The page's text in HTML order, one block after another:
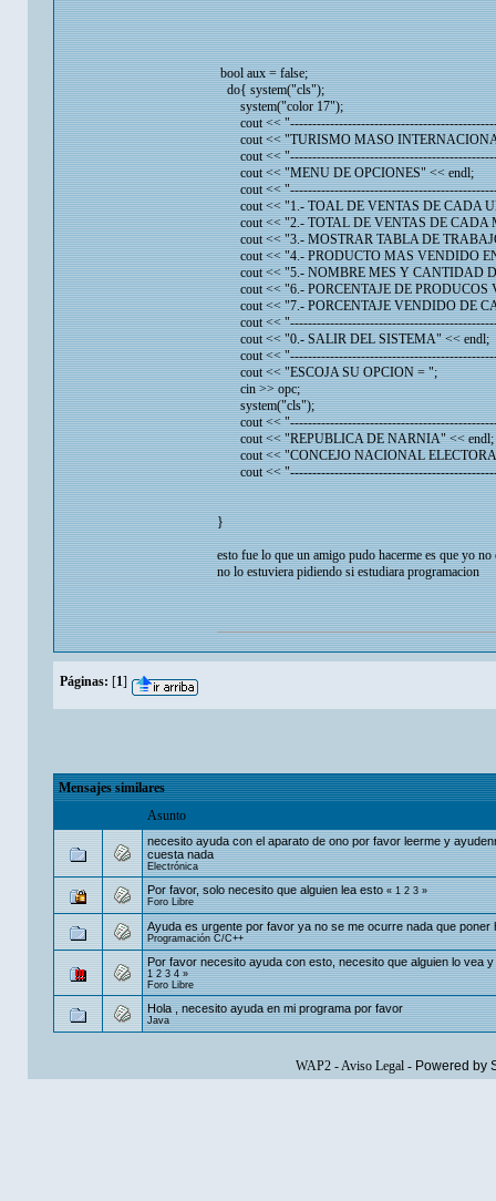
bool aux = false;
do{ system("cls");
system("color 17");
cout <<
cout << "TURISMO MASO
cout <<
cout << "MENU DE OPCIONES" << endl;
cout <<
cout << "1.- TOAL DE VENTAS DE CADA
cout << "2.- TOTAL DE VENTAS DE CADA
cout << "3.- MOSTRAR TABLA DE
cout << "4.- PRODUCTO MAS VENDIDO
cout << "5.- NOMBRE MES Y CANTIDAD
cout << "6.- PORCENTAJE DE PRODUCOS
cout << "7.- PORCENTAJE VENDIDO DE
cout <<
cout << "0.- SALIR DEL SISTEMA" << endl;
cout <<
cout << "ESCOJA SU OPCION = ";
cin >> opc;
system("cls");
cout <<
cout << "REPUBLICA DE NARNIA" << endl;
cout << "CONCEJO NACIONAL
cout <<
}
esto fue lo que un amigo pudo hacerme es que yo
no lo estuviera pidiendo si estudiara programacion
Páginas: [1]
Mensajes similares
Asunto
necesito ayuda con el aparato de ono por favor leerme y
cuesta nada
Electrónica
Por favor, solo necesito que alguien lea esto «1 2 3»
Foro Libre
Ayuda es urgente por favor ya no se me ocurre nada que poner
Programación C/C++
Por favor necesito ayuda con esto, necesito que alguien lo vea y
1 2 3 4»
Foro Libre
Hola , necesito ayuda en mi programa por favor
Java
WAP2-Aviso Legal- Powered by